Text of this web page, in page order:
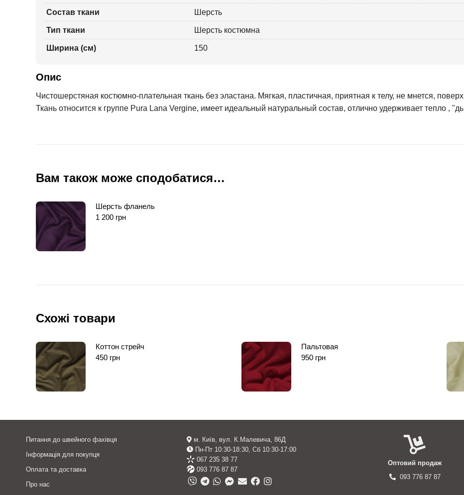
Состав ткани Шерсть
Тип ткани Шерсть костюмна
Ширина (см) 150
Опис
Чистошерстяная костюмно-плательная ткань без эластана. Мягкая, пластичная, приятная к телу, не мнется,
Ткань относится к группе Pura Lana Vergine, имеет идеальный натуральный состав, отлично удерживает тепло ,
Вам також може сподобатися…
Шерсть фланель
1 200 грн
Схожі товари
Коттон стрейч
450 грн
Пальтовая
950 грн
Питання до швейного фахівця
Інформація для покупця
Оплата та доставка
Про нас
м. Київ, вул. К.Малевича, 86Д
Пн-Пт 10:30-18:30, Сб 10:30-17:00
067 235 38 77
093 776 87 87
Оптовий продаж
093 776 87 87